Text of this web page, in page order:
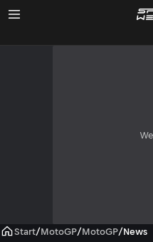
Start/MotoGP/MotoGP/News